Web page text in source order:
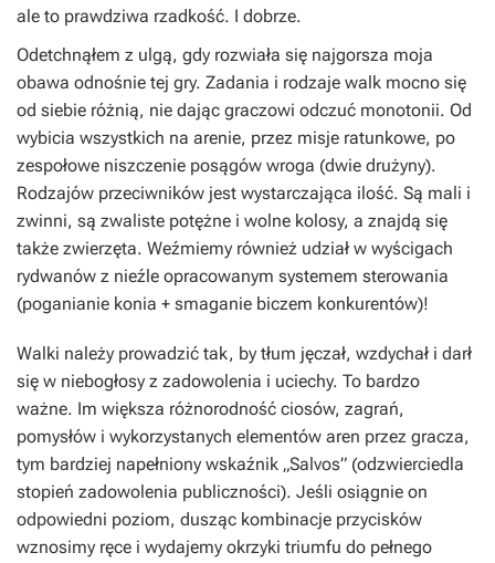
ale to prawdziwa rzadkość. I dobrze.
Odetchnąłem z ulgą, gdy rozwiała się najgorsza moja
obawa odnośnie tej gry. Zadania i rodzaje walk mocno się
od siebie różnią, nie dając graczowi odczuć monotonii. Od
wybicia wszystkich na arenie, przez misje ratunkowe, po
zespołowe niszczenie posągów wroga (dwie drużyny).
Rodzajów przeciwników jest wystarczająca ilość. Są mali i
zwinni, są zwaliste potężne i wolne kolosy, a znajdą się
także zwierzęta. Weźmiemy również udział w wyścigach
rydwanów z nieźle opracowanym systemem sterowania
(poganianie konia + smaganie biczem konkurentów)!
Walki należy prowadzić tak, by tłum jęczał, wzdychał i darł
się w niebogłosy z zadowolenia i uciechy. To bardzo
ważne. Im większa różnorodność ciosów, zagrań,
pomysłów i wykorzystanych elementów aren przez gracza,
tym bardziej napełniony wskaźnik „Salvos” (odzwierciedla
stopień zadowolenia publiczności). Jeśli osiągnie on
odpowiedni poziom, dusząc kombinacje przycisków
wznosimy ręce i wydajemy okrzyki triumfu do pełnego